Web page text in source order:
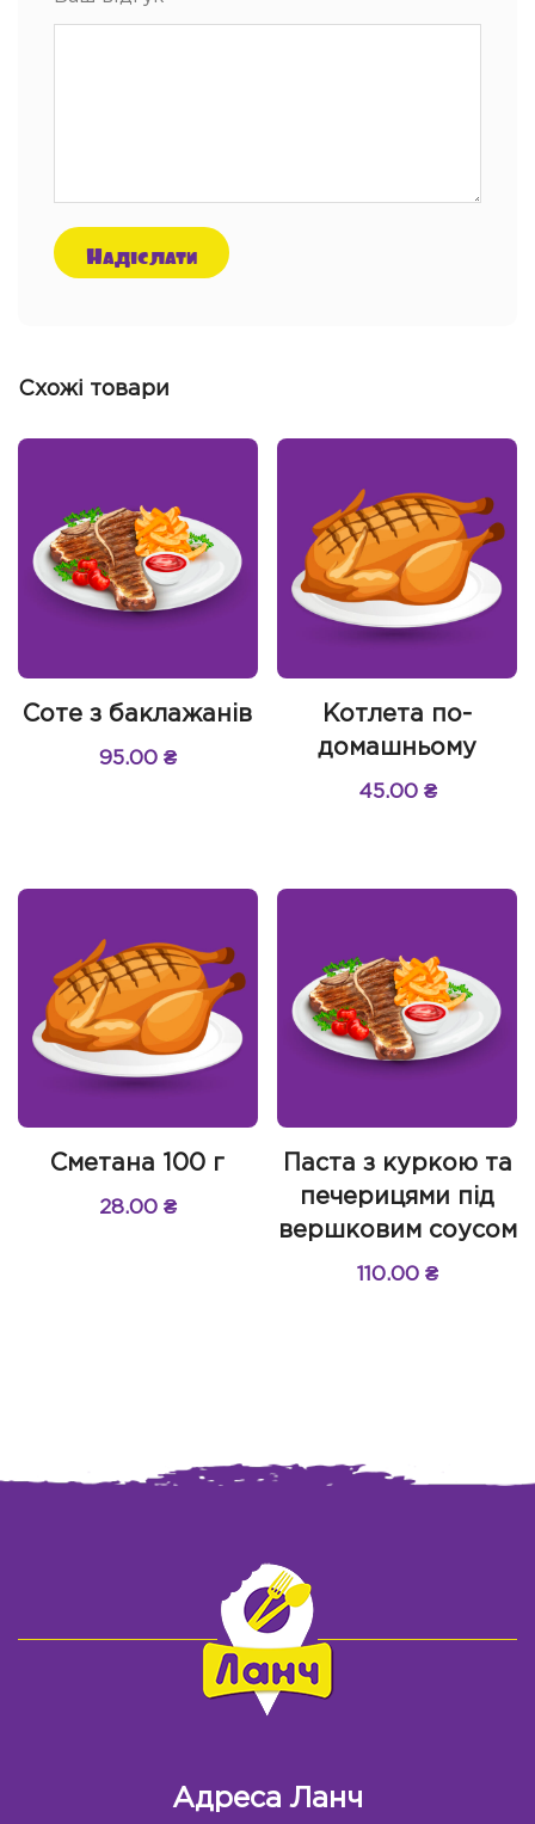
Схожі товари
Соте з баклажанів
95.00 ₴
Котлета по-
домашньому
45.00 ₴
Сметана 100 г
28.00 ₴
Паста з куркою та
печерицями під
вершковим соусом
110.00 ₴
Адреса Ланч